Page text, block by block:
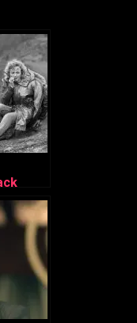
de 6)